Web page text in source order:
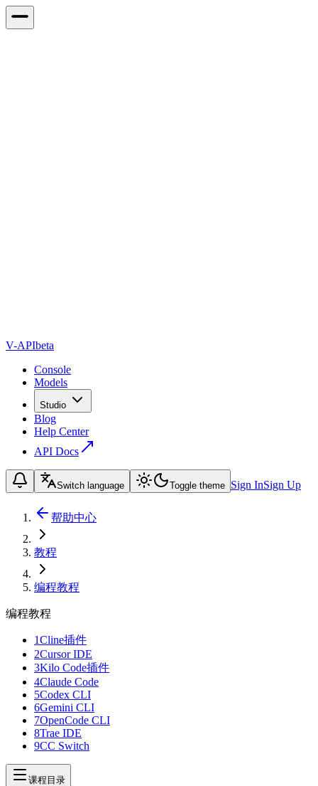
V-APIbeta
Console
Models
Studio
Blog
Help Center
API Docs
Switch language Toggle theme Sign InSign Up
帮助中心
教程
编程教程
编程教程
1Cline插件
2Cursor IDE
3Kilo Code插件
4Claude Code
5Codex CLI
6Gemini CLI
7OpenCode CLI
8Trae IDE
9CC Switch
课程目录